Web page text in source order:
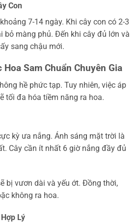
Con
7-14 ngày. Khi cây con có 2-3
bỏ màng phủ. Đến khi cây đủ lớn và
sang chậu mới.
Sam Chuẩn Chuyên Gia
hề phức tạp. Tuy nhiên, việc áp
tối đa hóa tiềm năng ra hoa.
kỳ ưa nắng. Ánh sáng mặt trời là
Cây cần ít nhất 6 giờ nắng đầy đủ
bị vươn dài và yếu ớt. Đồng thời,
không ra hoa.
Lý